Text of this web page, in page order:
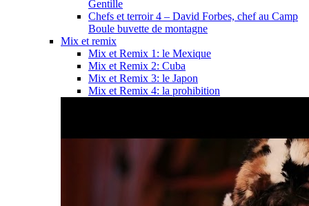
Gentille
Chefs et terroir 4 – David Forbes, chef au Camp
Boule buvette de montagne
Mix et remix
Mix et Remix 1: le Mexique
Mix et Remix 2: Cuba
Mix et Remix 3: le Japon
Mix et Remix 4: la prohibition